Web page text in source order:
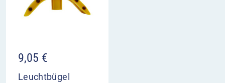
9,05 €
Leuchtbügel